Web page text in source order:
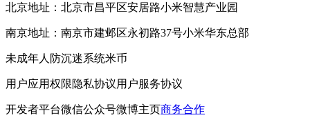
北京地址：北京市昌平区安居路小米智慧产业园
南京地址：南京市建邺区永初路37号小米华东总部
未成年人防沉迷系统米币
用户应用权限隐私协议用户服务协议
开发者平台微信公众号微博主页商务合作